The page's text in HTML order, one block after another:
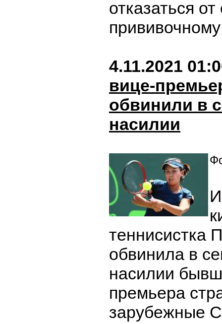
отказаться
4.11.2021
вице-
обвинили в
насилии
теннисистка
обвинила в
насилии
премьера
зарубежные